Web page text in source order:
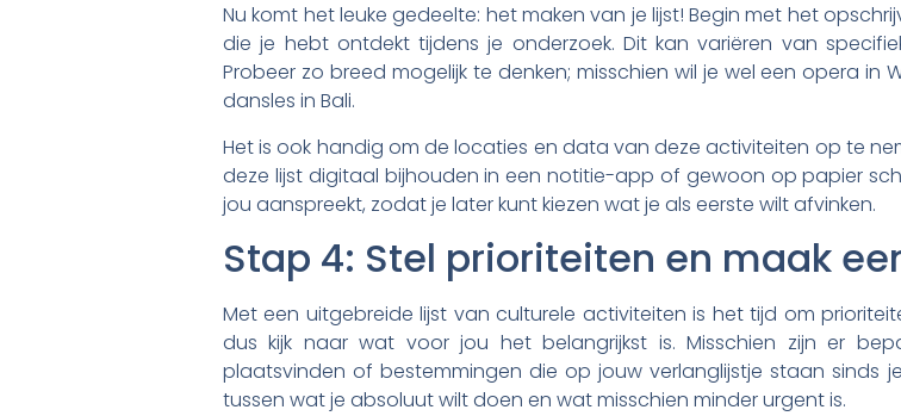
Nu komt het leuke gedeelte: het maken van je lijst! Begin met het
die je hebt ontdekt tijdens je onderzoek. Dit kan variëren van
Probeer zo breed mogelijk te denken; misschien wil je wel een opera
dansles in Bali.
Het is ook handig om de locaties en data van deze activiteiten op te
deze lijst digitaal bijhouden in een notitie-app of gewoon op papier
jou aanspreekt, zodat je later kunt kiezen wat je als eerste wilt afvinken.
Stap 4: Stel prioriteiten en maak
Met een uitgebreide lijst van culturele activiteiten is het tijd om
dus kijk naar wat voor jou het belangrijkst is. Misschien zijn er
plaatsvinden of bestemmingen die op jouw verlanglijstje staan sinds
tussen wat je absoluut wilt doen en wat misschien minder urgent is.